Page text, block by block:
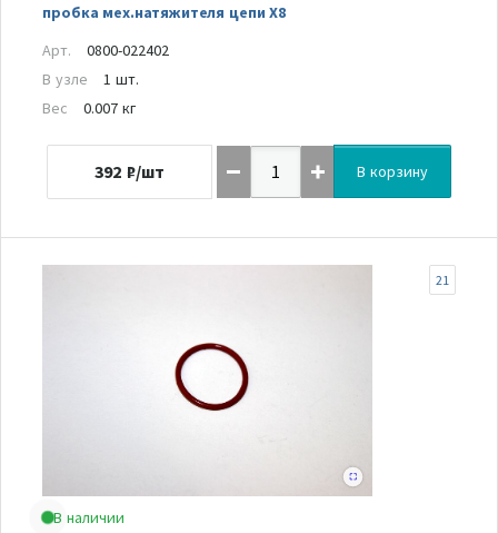
пробка мех.натяжителя цепи Х8
Арт.
0800-022402
В узле
1 шт.
Вес
0.007 кг
392 ₽/шт В корзину
В наличии
21